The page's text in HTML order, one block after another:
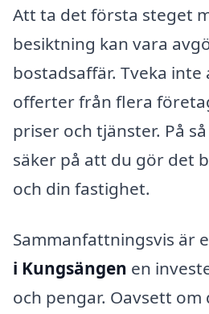
Att ta det första steget
besiktning kan vara
bostadsaffär. Tveka inte
offerter från flera
priser och tjänster. På
säker på att du gör det
och din fastighet.
Sammanfattningsvis är
i Kungsängen en
och pengar. Oavsett